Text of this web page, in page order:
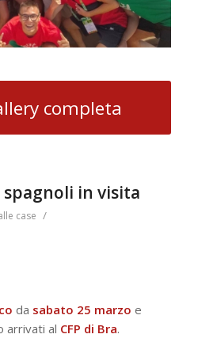
completa
spagnoli in visita
case /
da sabato 25 marzo e
arrivati al CFP di Bra.